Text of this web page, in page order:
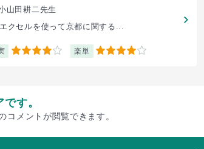
山田耕二先生
エクセルを使って京都に関する...
4 楽単 4
す。
コメントが閲覧できます。